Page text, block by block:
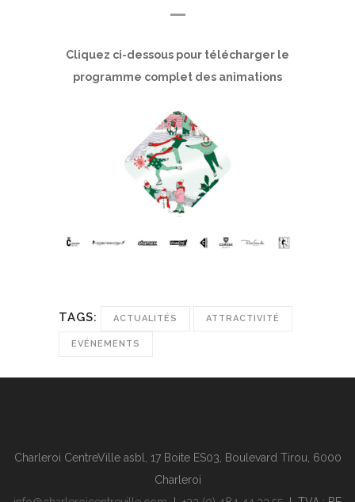
—
Cliquez ci-dessous pour télécharger le
programme complet des animations
TAGS: ACTUALITÉS ATTRACTIVITÉ
EVÉNEMENTS
Charleroi CentreVille asbl, 17 Boite ES03, Boulevard Tirou, 6000
Charleroi